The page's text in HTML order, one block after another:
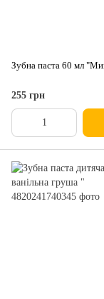
Зубна паста 60 мл
255 грн